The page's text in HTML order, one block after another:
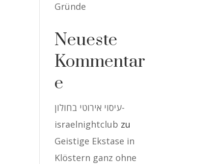
Gründe
Neueste
Kommentar
e
עיסוי אירוטי בחולון-
israelnightclub zu
Geistige Ekstase in
Klöstern ganz ohne